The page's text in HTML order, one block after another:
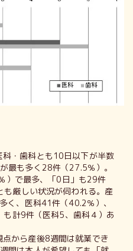
・歯科とも10日以下が半数
最も多く28件（27.5％）。
）で最多、「0日」も29件
も厳しい状況が伺われる。産
く、医科41件（40.2％）、
計9件（医科5、歯科４）あ
から産後8週間は就業でき